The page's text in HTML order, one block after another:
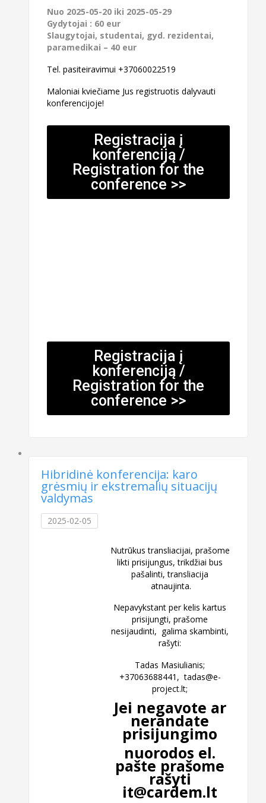
Nuo 2025-05-20 iki 2025-05-29
Gydytojai : 60 eur
Slaugytojai, studentai, gyd. rezidentai,
paramedikai – 40 eur
Tel. pasiteiravimui +37060022519
Maloniai kviečiame Jus registruotis dalyvauti
konferencijoje!
Registracija į
konferenciją /
Registration for the
conference >>
Registracija į
konferenciją /
Registration for the
conference >>
Hibridinė konferencija: karo
grėsmių ir ekstremalių situacijų
valdymas
2025-02-05
Nutrūkus transliacijai, prašome
likti prisijungus, trikdžiai bus
pašalinti, transliacija
atnaujinta.
Nepavykstant per kelis kartus
prisijungti, prašome
nesijaudinti, galima skambinti,
rašyti:
Tadas Masiulianis;
+37063688441,tadas@e-
project.lt;
Jei negavote ar
nerandate
prisijungimo
nuorodos el.
pašte prašome
rašyti
it@cardem.lt